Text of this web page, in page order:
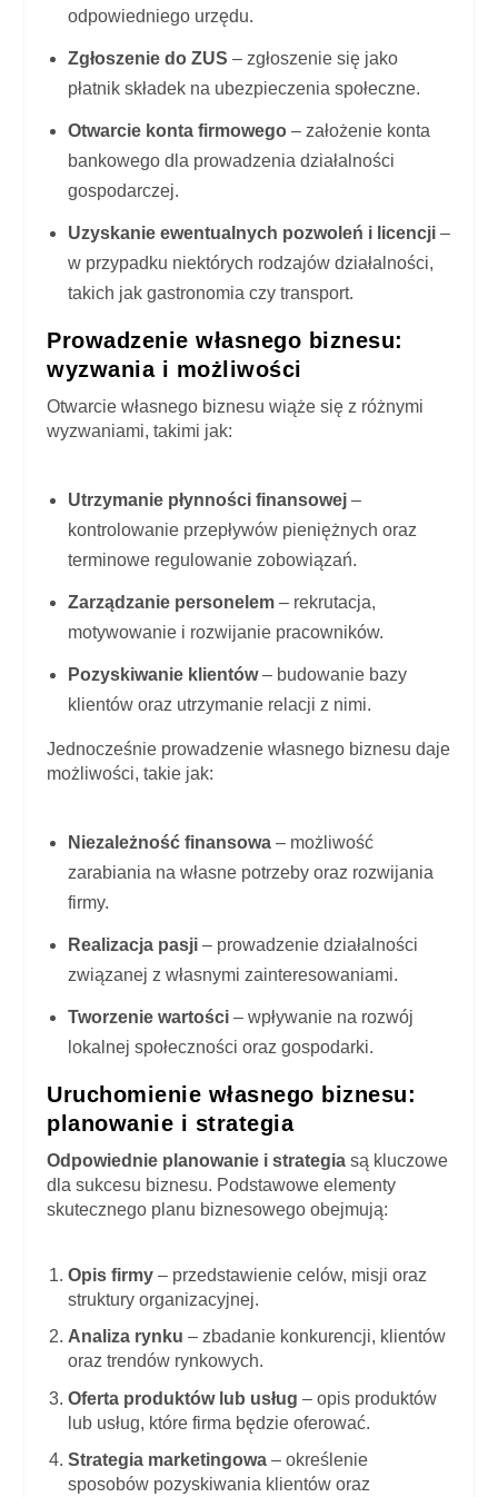
odpowiedniego urzędu.
Zgłoszenie do ZUS – zgłoszenie się jako
płatnik składek na ubezpieczenia społeczne.
Otwarcie konta firmowego– założenie konta
bankowego dla prowadzenia działalności
gospodarczej.
Uzyskanie ewentualnych pozwoleń i licencji–
w przypadku niektórych rodzajów działalności,
takich jak gastronomia czy transport.
Prowadzenie własnego biznesu:
wyzwania i możliwości
Otwarcie własnego biznesu wiąże się z różnymi
wyzwaniami, takimi jak:
Utrzymanie płynności finansowej–
kontrolowanie przepływów pieniężnych oraz
terminowe regulowanie zobowiązań.
Zarządzanie personelem– rekrutacja,
motywowanie i rozwijanie pracowników.
Pozyskiwanie klientów– budowanie bazy
klientów oraz utrzymanie relacji z nimi.
Jednocześnie prowadzenie własnego biznesu daje
możliwości, takie jak:
Niezależność finansowa– możliwość
zarabiania na własne potrzeby oraz rozwijania
firmy.
Realizacja pasji– prowadzenie działalności
związanej z własnymi zainteresowaniami.
Tworzenie wartości– wpływanie na rozwój
lokalnej społeczności oraz gospodarki.
Uruchomienie własnego biznesu:
planowanie i strategia
Odpowiednie planowanie i strategia są kluczowe
dla sukcesu biznesu. Podstawowe elementy
skutecznego planu biznesowego obejmują:
Opis firmy– przedstawienie celów, misji oraz
struktury organizacyjnej.
Analiza rynku – zbadanie konkurencji, klientów
oraz trendów rynkowych.
Oferta produktów lub usług – opis produktów
lub usług, które firma będzie oferować.
Strategia marketingowa– określenie
sposobów pozyskiwania klientów oraz